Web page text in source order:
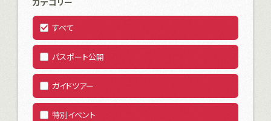
すべて
パスポート公開
ガイドツアー
特別イベント